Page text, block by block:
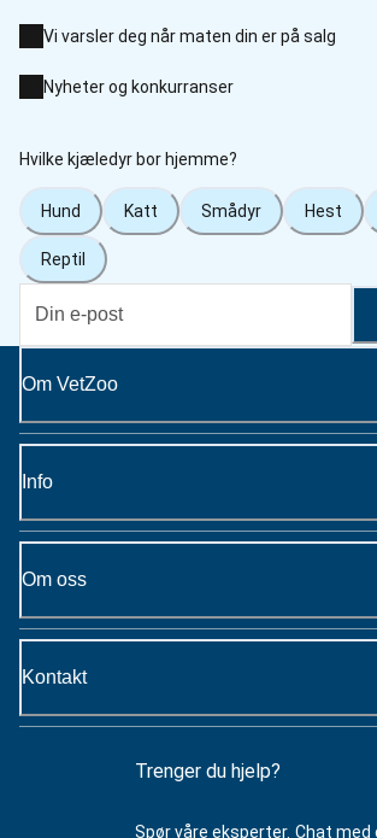
Vi varsler deg når maten din er på salg
Nyheter og konkurranser
Hvilke kjæledyr bor hjemme?
Hund Katt Smådyr Hest
Reptil
Om VetZoo
Info
Om oss
Kontakt
Trenger du hjelp?
Spør våre eksperter. Chat med